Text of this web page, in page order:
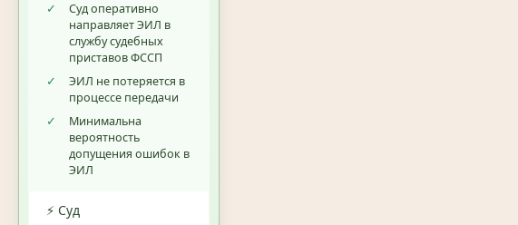
✓
Суд оперативно
направляет ЭИЛ в
службу судебных
приставов ФССП
✓
ЭИЛ не потеряется в
процессе передачи
✓
Минимальна
вероятность
допущения ошибок в
ЭИЛ
⚡ Суд